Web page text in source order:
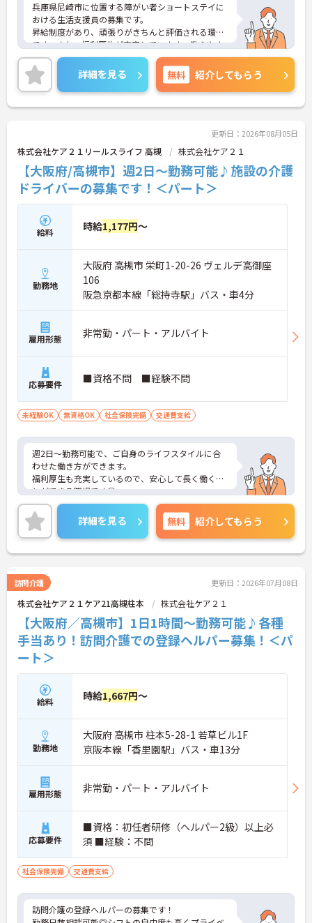
兵庫県尼崎市に位置する障がい者ショートステイに
おける生活支援員の募集です。
昇給制度があり、頑張りがきちんと評価される環境
です。また、福利厚生が充実しています。働きやす
い環境が整っており、安心して長くご勤務いただけ
ます。
ご興味のある方には、面接対策ポイントなど、さら
に詳細をご案内しますのでお気軽にご相談くださ
い！
詳細を見る 無料 紹介してもらう
更新日：2026年08月05日
株式会社ケア２１リールスライフ 高槻 株式会社ケア２１
【大阪府/高槻市】週2日～勤務可能♪施設の介護
ドライバーの募集です！＜パート＞
給料 時給1,177円～
勤務地
大阪府 高槻市 栄町1-20-26 ヴェルデ高御座
106
阪急京都本線「総持寺駅」バス・車4分
雇用形態 非常勤・パート・アルバイト
応募要件 ■資格不問 ■経験不問
未経験OK 無資格OK 社会保険完備 交通費支給
週2日～勤務可能で、ご自身のライフスタイルに合
わせた働き方ができます。
福利厚生も充実しているので、安心して長く働くこ
とができる職場です◎
ご興味のある方には、面接対策ポイントなど、さら
に詳細をお話しいたしますのでお気軽にご相談くだ
さい！
詳細を見る 無料 紹介してもらう
訪問介護 更新日：2026年07月08日
株式会社ケア２１ケア21高槻柱本 株式会社ケア２１
【大阪府／高槻市】1日1時間～勤務可能♪各種
手当あり！訪問介護での登録ヘルパー募集！＜パ
ート＞
給料 時給1,667円～
勤務地
大阪府 高槻市 柱本5-28-1 若草ビル1F
京阪本線「香里園駅」バス・車13分
雇用形態 非常勤・パート・アルバイト
応募要件
■資格：初任者研修（ヘルパー2級）以上必
須 ■経験：不問
社会保険完備 交通費支給
訪問介護の登録ヘルパーの募集です！